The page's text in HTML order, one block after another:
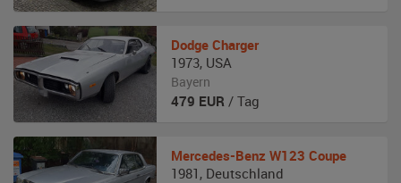
Dodge Charger
1973, USA
Bayern
479 EUR / Tag
Mercedes-Benz W123 Coupe
1981 , Deutschland